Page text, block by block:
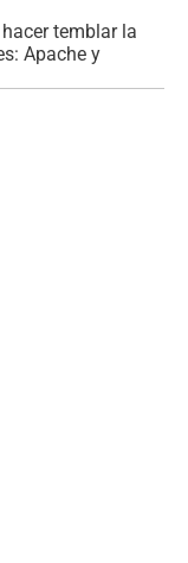
temblar la
Apache y